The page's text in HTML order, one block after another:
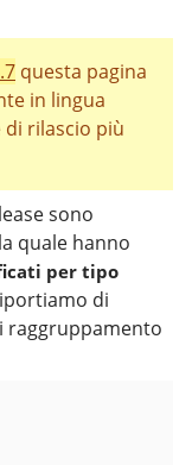
questa pagina
in lingua
di rilascio più
sono
quale hanno
per tipo
di
raggruppamento